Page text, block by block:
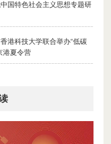
国特色社会主义思想专题研
港科技大学联合举办“低碳
港夏令营